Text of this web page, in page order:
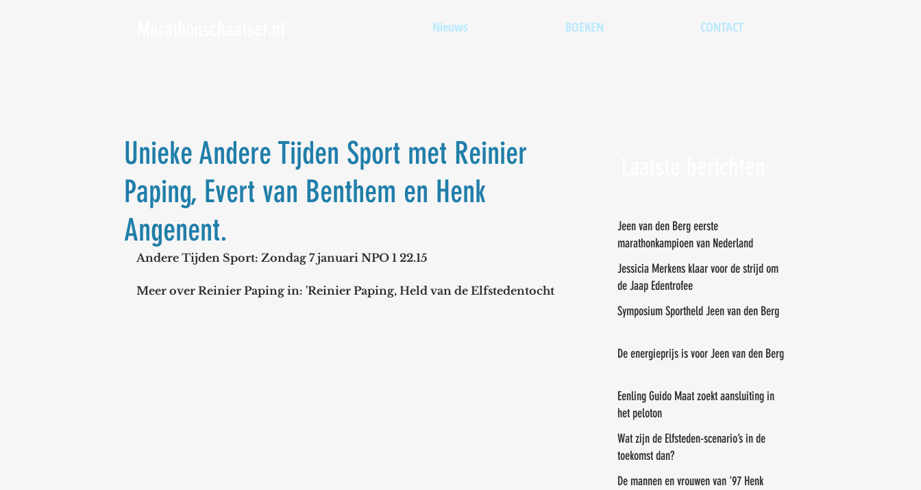
Nieuws BOEKEN CONTACT
Unieke Andere Tijden Sport met Reinier
Paping, Evert van Benthem en Henk
Angenent.
Andere Tijden Sport: Zondag 7 januari NPO 1 22.15
Meer over Reinier Paping in: 'Reinier Paping, Held van de Elfstedentocht
Jeen van den Berg eerste
marathonkampioen van Nederland
Jessicia Merkens klaar voor de strijd om
de Jaap Edentrofee
Symposium Sportheld Jeen van den Berg
De energieprijs is voor Jeen van den Berg
Eenling Guido Maat zoekt aansluiting in
het peloton
Wat zijn de Elfsteden-scenario’s in de
toekomst dan?
De mannen en vrouwen van '97 Henk